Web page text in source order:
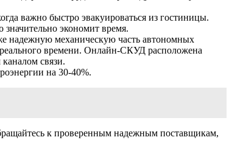
важно быстро эвакуироваться из гостиницы.
экономит время.
надежную механическую часть автономных
времени. Онлайн-СКУД расположена
связи.
на 30-40%.
к проверенным надежным поставщикам,